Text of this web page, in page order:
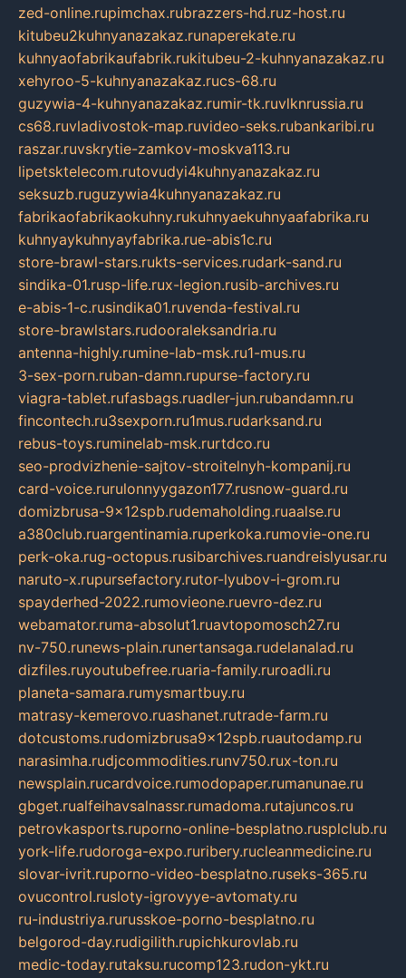
zed-online.rupimchax.rubrazzers-hd.ruz-host.ru
kitubeu2kuhnyanazakaz.runaperekate.ru
kuhnyaofabrikaufabrik.rukitubeu-2-kuhnyanazakaz.ru
xehyroo-5-kuhnyanazakaz.rucs-68.ru
guzywia-4-kuhnyanazakaz.rumir-tk.ruvlknrussia.ru
cs68.ruvladivostok-map.ruvideo-seks.rubankaribi.ru
raszar.ruvskrytie-zamkov-moskva113.ru
lipetsktelecom.rutovudyi4kuhnyanazakaz.ru
seksuzb.ruguzywia4kuhnyanazakaz.ru
fabrikaofabrikaokuhny.rukuhnyaekuhnyaafabrika.ru
kuhnyaykuhnyayfabrika.rue-abis1c.ru
store-brawl-stars.rukts-services.rudark-sand.ru
sindika-01.rusp-life.rux-legion.rusib-archives.ru
e-abis-1-c.rusindika01.ruvenda-festival.ru
store-brawlstars.rudooraleksandria.ru
antenna-highly.rumine-lab-msk.ru1-mus.ru
3-sex-porn.ruban-damn.rupurse-factory.ru
viagra-tablet.rufasbags.ruadler-jun.rubandamn.ru
fincontech.ru3sexporn.ru1mus.rudarksand.ru
rebus-toys.ruminelab-msk.rurtdco.ru
seo-prodvizhenie-sajtov-stroitelnyh-kompanij.ru
card-voice.rurulonnyygazon177.rusnow-guard.ru
domizbrusa-9x12spb.rudemaholding.ruaalse.ru
a380club.ruargentinamia.ruperkoka.rumovie-one.ru
perk-oka.rug-octopus.rusibarchives.ruandreislyusar.ru
naruto-x.rupursefactory.rutor-lyubov-i-grom.ru
spayderhed-2022.rumovieone.ruevro-dez.ru
webamator.ruma-absolut1.ruavtopomosch27.ru
nv-750.runews-plain.runertansaga.rudelanalad.ru
dizfiles.ruyoutubefree.ruaria-family.ruroadli.ru
planeta-samara.rumysmartbuy.ru
matrasy-kemerovo.ruashanet.rutrade-farm.ru
dotcustoms.rudomizbrusa9x12spb.ruautodamp.ru
narasimha.rudjcommodities.runv750.rux-ton.ru
newsplain.rucardvoice.rumodopaper.rumanunae.ru
gbget.rualfeihavsalnassr.rumadoma.rutajuncos.ru
petrovkasports.ruporno-online-besplatno.rusplclub.ru
york-life.rudoroga-expo.ruribery.rucleanmedicine.ru
slovar-ivrit.ruporno-video-besplatno.ruseks-365.ru
ovucontrol.rusloty-igrovyye-avtomaty.ru
ru-industriya.rurusskoe-porno-besplatno.ru
belgorod-day.rudigilith.rupichkurovlab.ru
medic-today.rutaksu.rucomp123.rudon-ykt.ru